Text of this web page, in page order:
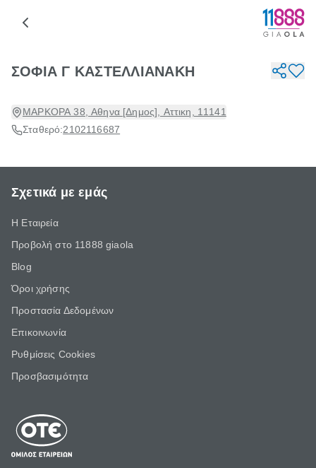
ΣΟΦΙΑ Γ ΚΑΣΤΕΛΛΙΑΝΑΚΗ
ΜΑΡΚΟΡΑ 38, Αθηνα [Δημος], Αττικη, 11141
Σταθερό:2102116687
Σχετικά με εμάς
Η Εταιρεία
Προβολή στο 11888 giaola
Blog
Όροι χρήσης
Προστασία Δεδομένων
Επικοινωνία
Ρυθμίσεις Cookies
Προσβασιμότητα